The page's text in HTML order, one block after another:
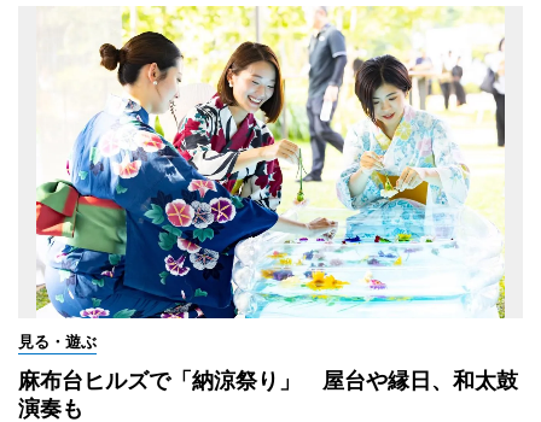
見る・遊ぶ
麻布台ヒルズで「納涼祭り」 屋台や縁日、和太鼓
演奏も